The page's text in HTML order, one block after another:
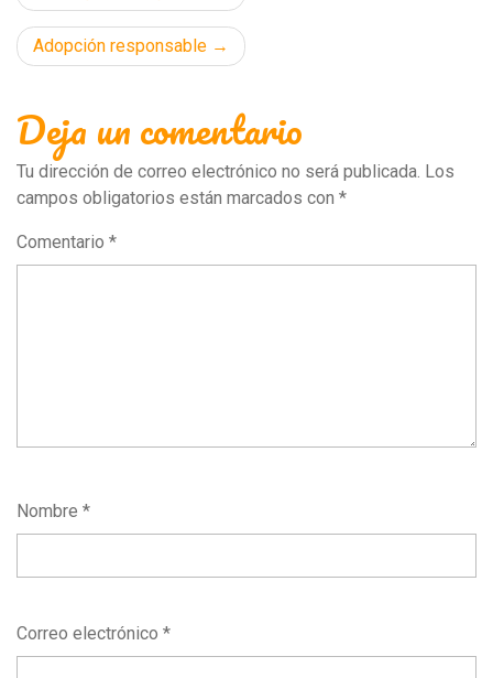
de
entradas
Adopción responsable
Deja un comentario
Tu dirección de correo electrónico no será publicada. Los
campos obligatorios están marcados con *
Comentario *
Nombre *
Correo electrónico *